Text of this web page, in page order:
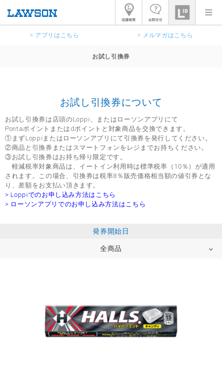
> アプリはこちら > メルマガはこちら
お試し引換券
お試し引換券について
お試し引換券は店頭のLoppi、またはローソンアプリにて
Pontaポイントまたはdポイントと対象商品を交換できます。
①まずLoppiまたはローソンアプリにて引換券を発行してください。
②商品と引換券またはスマートフォンをレジまでお持ちください。
③お試し引換券はお持ち帰り限定です。
軽減税率対象商品は、イートイン利用時は標準税率（10％）が適用
されます。この場合、引換券は税率8％販売価格相当額の値引券とな
り、差額をお支払い頂きます。
> Loppiでのお申し込み方法はこちら
> ローソンアプリでのお申し込み方法はこちら
発券開始日
全商品